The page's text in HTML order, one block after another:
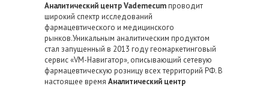
Аналитический центр Vademecumпроводит
широкий спектр исследований
фармацевтического и медицинского
рынков.Уникальным аналитическим продуктом
стал запущенный в 2013 году геомаркетинговый
сервис «VM-Навигатор», описывающий сетевую
фармацевтическую розницу всех территорий РФ. В
настоящее время Аналитический центр